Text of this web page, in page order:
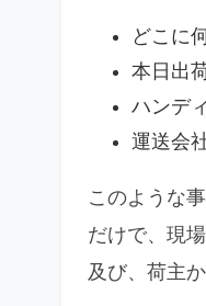
どこに
本日出
ハンデ
運送会
このような
だけで、現
及び、荷主